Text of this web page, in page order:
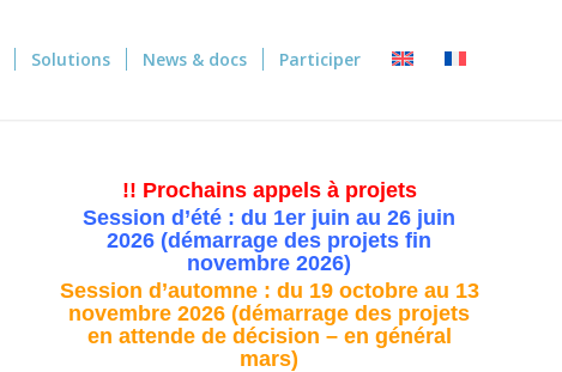
Solutions News & docs Participer
!! Prochains appels à projets
Session d’été : du 1er juin au 26 juin
2026 (démarrage des projets fin
novembre 2026)
Session d’automne : du 19 octobre au 13
novembre 2026 (démarrage des projets
en attende de décision – en général
mars)